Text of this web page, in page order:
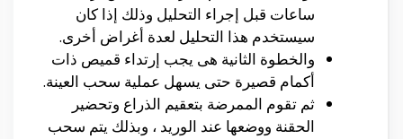
ساعات قبل إجراء التحليل وذلك إذا كان
سيستخدم هذا التحليل لعدة أغراض أخرى.
والخطوة الثانية هى يجب إرتداء قميص ذات
أكمام قصيرة حتى يسهل عملية سحب العينة.
ثم تقوم الممرضة بتعقيم الذراع وتحضير
الحقنة ووضعها عند الوريد ، وبذلك يتم سحب